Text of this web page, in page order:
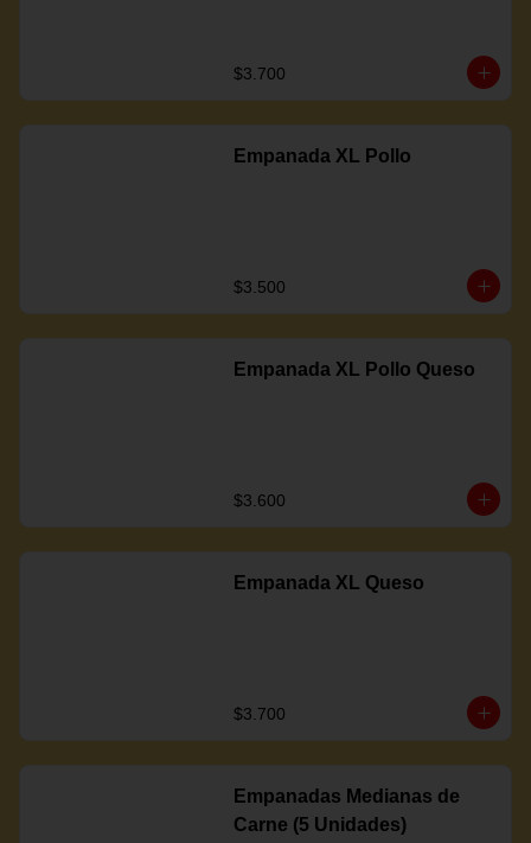
$3.700
Empanada XL Pollo
$3.500
Empanada XL Pollo Queso
$3.600
Empanada XL Queso
$3.700
Empanadas Medianas de
Carne (5 Unidades)